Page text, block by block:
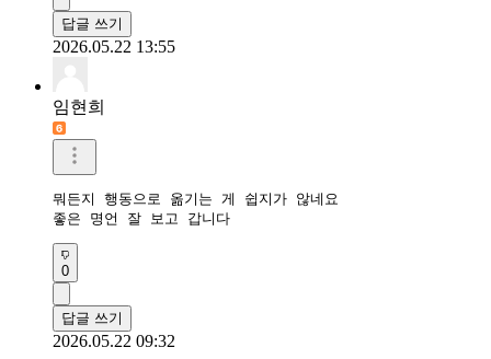
답글 쓰기
2026.05.22 13:55
임현희
뭐든지 행동으로 옮기는 게 쉽지가 않네요
좋은 명언 잘 보고 갑니다
0
답글 쓰기
2026.05.22 09:32